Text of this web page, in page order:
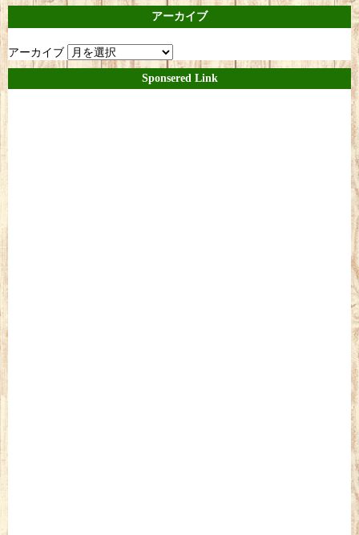
アーカイブ
アーカイブ
Sponsered Link